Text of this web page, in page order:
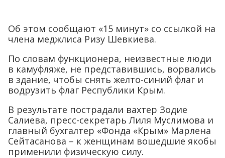
Об этом сообщают «15 минут» со ссылкой на
члена меджлиса Ризу Шевкиева.
По словам функционера, неизвестные люди
в камуфляже, не представившись, ворвались
в здание, чтобы снять желто-синий флаг и
водрузить флаг Республики Крым.
В результате пострадали вахтер Зодие
Салиева, пресс-секретарь Лиля Муслимова и
главный бухгалтер «Фонда «Крым» Марлена
Сейтасанова – к женщинам вошедшие якобы
применили физическую силу.